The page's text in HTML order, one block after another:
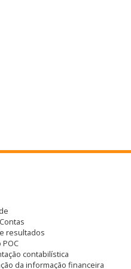
resultados
contabilística
da informação financeira